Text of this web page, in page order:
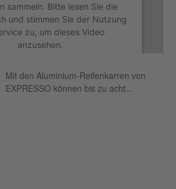
sammeln. Bitte lesen Sie die
und stimmen Sie der Nutzung
zu, um dieses Video
anzusehen.
by
Mit den Aluminium-Reifenkarren von
EXPRESSO können bis zu acht...